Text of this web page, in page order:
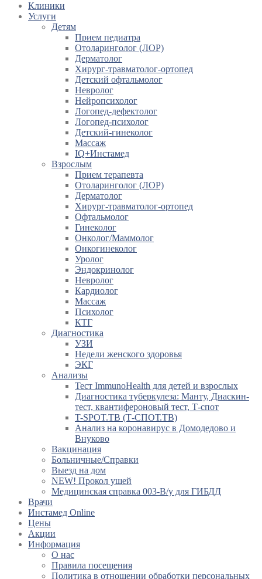
Клиники
Услуги
Детям
Прием педиатра
Отоларинголог (ЛОР)
Дерматолог
Хирург-травматолог-ортопед
Детский офтальмолог
Невролог
Нейропсихолог
Логопед-дефектолог
Логопед-психолог
Детский-гинеколог
Массаж
IQ+Инстамед
Взрослым
Прием терапевта
Отоларинголог (ЛОР)
Дерматолог
Хирург-травматолог-ортопед
Офтальмолог
Гинеколог
Онколог/Маммолог
Онкогинеколог
Уролог
Эндокринолог
Невролог
Кардиолог
Массаж
Психолог
КТГ
Диагностика
УЗИ
Недели женского здоровья
ЭКГ
Анализы
Тест ImmunoHealth для детей и взрослых
Диагностика туберкулеза: Манту, Диаскин-
тест, квантифероновый тест, Т-спот
T-SPOT.TB (Т-СПОТ.ТВ)
Анализ на коронавирус в Домодедово и
Внуково
Вакцинация
Больничные/Справки
Выезд на дом
NEW! Прокол ушей
Медицинская справка 003-В/у для ГИБДД
Врачи
Инстамед Online
Цены
Акции
Информация
О нас
Правила посещения
Политика в отношении обработки персональных